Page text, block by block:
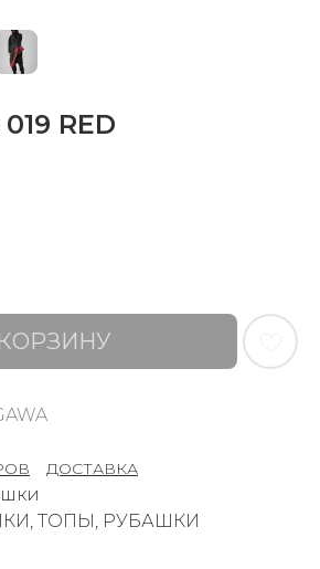
RED
ДОСТАВКА
ТОПЫ, РУБАШКИ